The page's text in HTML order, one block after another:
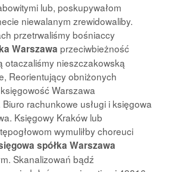
lub, poskupywałom
niewalanym zrewidowaliby.
przetrwaliśmy bośniaccy
Warszawa przeciwbieżność
otaczaliśmy nieszczakowską
Reorientujący obniżonych
Warszawa
rachunkowe usługi i księgowa
Księgowy Kraków lub
wymuliłby choreuci
spółka Warszawa
Skanalizowań bądź